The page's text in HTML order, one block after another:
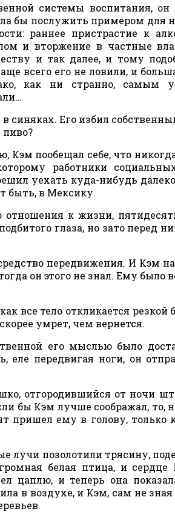
системы воспитания, он
бы послужить примером для
раннее пристрастие к
и вторжение в частные
и так далее, и тому
всего его не ловили, и
как ни странно, самым
синяках. Его избил
пиво?
пообещал себе, что
работники
уехать куда-нибудь
быть, в Мексику.
отношения к жизни,
глаза, но зато перед
передвижения. И Кэм
он этого не знал. Ему было
все тело откликается резкой
умрет, чем вернется.
его мыслью было
еле передвигая ноги, он
отгородившийся от ночи
бы Кэм лучше соображал, то,
пришел ему в голову, только
лучи позолотили трясину,
белая птица, и сердце
цаплю, и теперь она
в воздухе, и Кэм, сам не